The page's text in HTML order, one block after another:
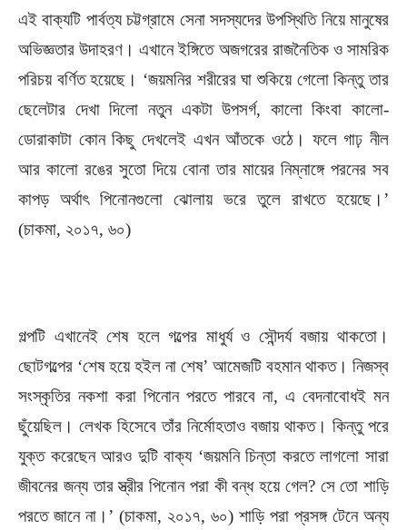
এই বাক্যটি পার্বত্য চট্টগ্রামে সেনা সদস্যদের উপস্থিতি নিয়ে মানুষের
অভিজ্ঞতার উদাহরণ। এখানে ইঙ্গিতে অজগরের রাজনৈতিক ও সামরিক
পরিচয় বর্ণিত হয়েছে। ‘জয়মনির শরীরের ঘা শুকিয়ে গেলো কিন্তু তার
ছেলেটার দেখা দিলো নতুন একটা উপসর্গ, কালো কিংবা কালো-
ডোরাকাটা কোন কিছু দেখলেই এখন আঁতকে ওঠে। ফলে গাঢ় নীল
আর কালো রঙের সুতো দিয়ে বোনা তার মায়ের নিম্নাঙ্গে পরনের সব
কাপড় অর্থাৎ পিনোনগুলো ঝোলায় ভরে তুলে রাখতে হয়েছে।’
(চাকমা, ২০১৭, ৬০)
গল্পটি এখানেই শেষ হলে গল্পের মাধুর্য ও সৌন্দর্য বজায় থাকতো।
ছোটগল্পের ‘শেষ হয়ে হইল না শেষ’ আমেজটি বহমান থাকত। নিজস্ব
সংস্কৃতির নকশা করা পিনোন পরতে পারবে না, এ বেদনাবোধই মন
ছুঁয়েছিল। লেখক হিসেবে তাঁর নির্মোহতাও বজায় থাকত। কিন্তু পরে
যুক্ত করেছেন আরও দুটি বাক্য ‘জয়মনি চিন্তা করতে লাগলো সারা
জীবনের জন্য তার স্ত্রীর পিনোন পরা কী বন্ধ হয়ে গেল? সে তো শাড়ি
পরতে জানে না।’ (চাকমা, ২০১৭, ৬০) শাড়ি পরা প্রসঙ্গ টেনে অন্য